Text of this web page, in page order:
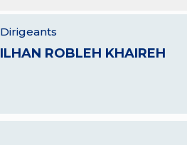
Dirigeants
ILHAN ROBLEH KHAIREH